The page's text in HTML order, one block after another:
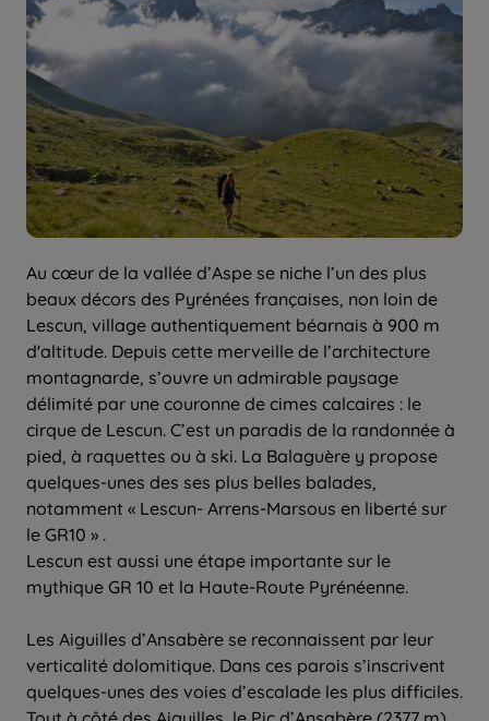
Au cœur de la vallée d’Aspe se niche l’un des plus
beaux décors des Pyrénées françaises, non loin de
Lescun, village authentiquement béarnais à 900 m
d'altitude. Depuis cette merveille de l’architecture
montagnarde, s’ouvre un admirable paysage
délimité par une couronne de cimes calcaires : le
cirque de Lescun. C’est un paradis de la randonnée à
pied, à raquettes ou à ski. La Balaguère y propose
quelques-unes des ses plus belles balades,
notamment « Lescun- Arrens-Marsous en liberté sur
le GR10 » .
Lescun est aussi une étape importante sur le
mythique GR 10 et la Haute-Route Pyrénéenne.
Les Aiguilles d’Ansabère se reconnaissent par leur
verticalité dolomitique. Dans ces parois s’inscrivent
quelques-unes des voies d’escalade les plus difficiles.